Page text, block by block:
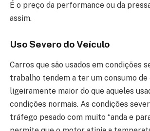
É o preço da performance ou da
assim.
Uso Severo do Veículo
Carros que são usados em condições
trabalho tendem a ter um consumo de
ligeiramente maior do que aqueles
condições normais. As condições
tráfego pesado com muito “anda e